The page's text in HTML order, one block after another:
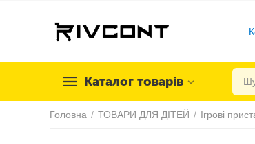
Каталог товарів
Головна / ТОВАРИ ДЛЯ ДІТЕЙ / Ігрові